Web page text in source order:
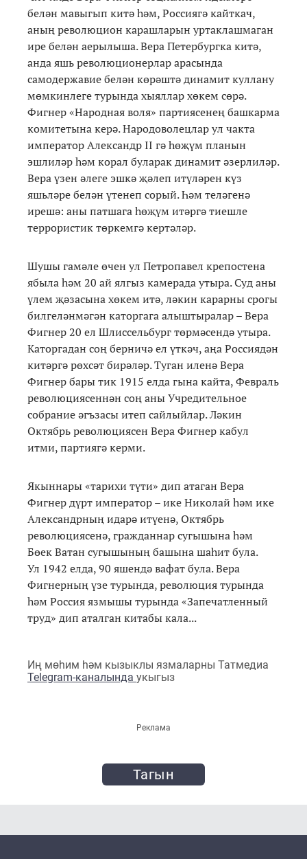
белән мавыгып китә һәм, Россиягә кайткач,
аның революцион карашларын уртаклашмаган
ире белән аерылыша. Вера Петербургка китә,
анда яшь революционерлар арасында
самодержавие белән көрәштә динамит куллану
мөмкинлеге турында хыяллар хөкем сөрә.
Фигнер «Народная воля» партиясенең башкарма
комитетына керә. Народоволецлар ул чакта
император Александр II гә һөҗүм планын
эшлиләр һәм корал буларак динамит әзерлиләр.
Вера үзен әлеге эшкә җәлеп итүләрен күз
яшьләре белән үтенеп сорый. Һәм теләгенә
ирешә: аны патшага һөҗүм итәргә тиешле
террористик төркемгә кертәләр.
Шушы гамәле өчен ул Петропавел крепостена
ябыла һәм 20 ай ялгыз камерада утыра. Суд аны
үлем җәзасына хөкем итә, ләкин карарны срогы
билгеләнмәгән каторгага алыштыралар – Вера
Фигнер 20 ел Шлиссельбург төрмәсендә утыра.
Каторгадан соң берничә ел үткәч, аңа Россиядән
китәргә рөхсәт бирәләр. Туган иленә Вера
Фигнер бары тик 1915 елда гына кайта, Февраль
революциясеннән соң аны Учредительное
собрание әгъзасы итеп сайлыйлар. Ләкин
Октябрь революциясен Вера Фигнер кабул
итми, партиягә керми.
Якыннары «тарихи түти» дип атаган Вера
Фигнер дүрт император – ике Николай һәм ике
Александрның идарә итүенә, Октябрь
революциясенә, гражданнар сугышына һәм
Бөек Ватан сугышының башына шаһит була.
Ул 1942 елда, 90 яшендә вафат була. Вера
Фигнерның үзе турында, революция турында
һәм Россия язмышы турында «Запечатленный
труд» дип аталган китабы кала...
Иң мөһим һәм кызыклы язмаларны Татмедиа
Telegram-каналында укыгыз
Реклама
Тагын